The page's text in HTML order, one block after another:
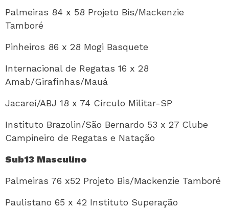
Palmeiras 84 x 58 Projeto Bis/Mackenzie
Tamboré
Pinheiros 86 x 28 Mogi Basquete
Internacional de Regatas 16 x 28
Amab/Girafinhas/Mauá
Jacareí/ABJ 18 x 74 Círculo Militar-SP
Instituto Brazolin/São Bernardo 53 x 27 Clube
Campineiro de Regatas e Natação
Sub13 Masculino
Palmeiras 76 x52 Projeto Bis/Mackenzie Tamboré
Paulistano 65 x 42 Instituto Superação